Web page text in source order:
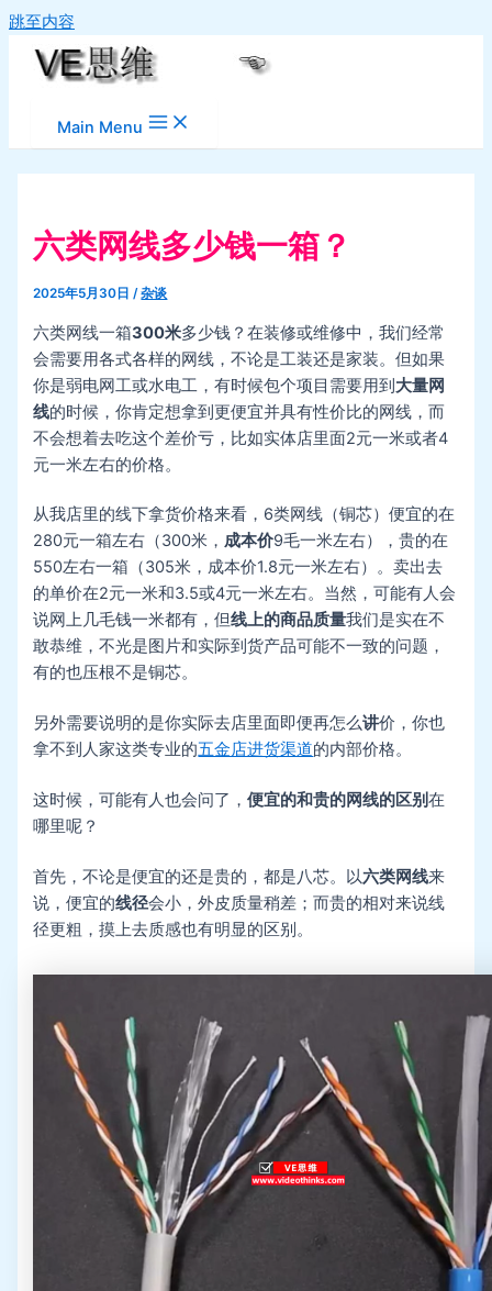
跳至内容
Main Menu
六类网线多少钱一箱？
2025年5月30日/杂谈
六类网线一箱300米多少钱？在装修或维修中，我们经常
会需要用各式各样的网线，不论是工装还是家装。但如果
你是弱电网工或水电工，有时候包个项目需要用到 大量网
线的时候，你肯定想拿到更便宜并具有性价比的网线，而
不会想着去吃这个差价亏，比如实体店里面2元一米或者4
元一米左右的价格。
从我店里的线下拿货价格来看，6类网线（铜芯）便宜的在
280元一箱左右（300米， 成本价9毛一米左右），贵的在
550左右一箱（305米，成本价1.8元一米左右）。卖出去
的单价在2元一米和3.5或4元一米左右。当然，可能有人会
说网上几毛钱一米都有，但线上的商品质量我们是实在不
敢恭维，不光是图片和实际到货产品可能不一致的问题，
有的也压根不是铜芯。
另外需要说明的是你实际去店里面即便再怎么讲价，你也
拿不到人家这类专业的五金店进货渠道的内部价格。
这时候，可能有人也会问了，便宜的和贵的网线的区别在
哪里呢？
首先，不论是便宜的还是贵的，都是八芯。以六类网线来
说，便宜的线径会小，外皮质量稍差；而贵的相对来说线
径更粗，摸上去质感也有明显的区别。